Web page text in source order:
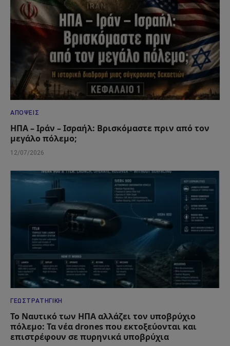
ΑΠΌΨΕΙΣ
ΗΠΑ – Ιράν – Ισραήλ: Βρισκόμαστε πριν από τον
μεγάλο πόλεμο;
12/07/2026
ΓΕΩΣΤΡΑΤΗΓΙΚΉ
Το Ναυτικό των ΗΠΑ αλλάζει τον υποβρύχιο
πόλεμο: Τα νέα drones που εκτοξεύονται και
επιστρέφουν σε πυρηνικά υποβρύχια